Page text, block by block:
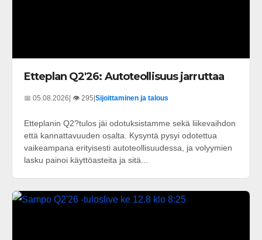
Etteplan Q2'26: Autoteollisuus jarruttaa
📅 05.08.2026 | 👁️ 295 Sijoittaminen ja talous
Etteplanin Q2?tulos jäi odotuksistamme sekä liikevaihdon
että kannattavuuden osalta. Kysyntä pysyi odotettua
vaikeampana erityisesti autoteollisuudessa, ja volyymien
lasku painoi käyttöasteita ja sitä...